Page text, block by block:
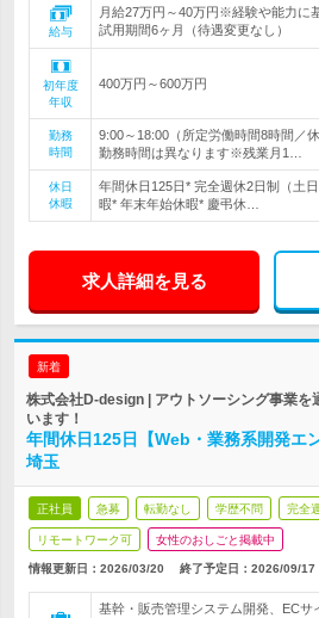
給与
月給27万円～40万円※経験や能力に
試用期間6ヶ月（待遇変更なし）
初年度
年収
400万円～600万円
勤務
時間
9:00～18:00（所定労働時間8時間／
勤務時間は異なります※残業月1…
休日
休暇
年間休日125日* 完全週休2日制（土
暇* 年末年始休暇* 慶弔休…
求人詳細を見る
新着
株式会社D-design | アウトソーシング事業を
います！
年間休日125日【Web・業務系開発エ
埼玉
正社員 急募 転勤なし 学歴不問 完全
リモートワーク可 女性のおしごと掲載中
情報更新日：2026/03/20 終了予定日： 2026/09/17
基幹・販売管理システム開発、ECサ